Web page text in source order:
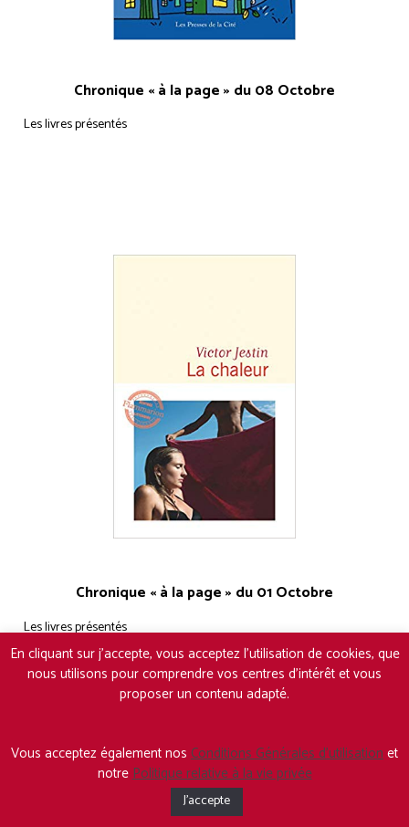
Chronique « à la page » du 08 Octobre
Les livres présentés
Chronique « à la page » du 01 Octobre
Les livres présentés
En cliquant sur j'accepte, vous acceptez l'utilisation de cookies, que
nous utilisons pour comprendre vos centres d'intérêt et vous
proposer un contenu adapté.
Vous acceptez également nos Conditions Générales d’utilisationet
notrePolitique relative à la vie privée
J'accepte